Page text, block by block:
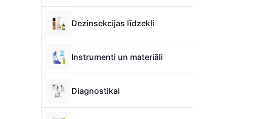
Dezinsekcijas līdzekļi
Instrumenti un materiāli
Diagnostikai